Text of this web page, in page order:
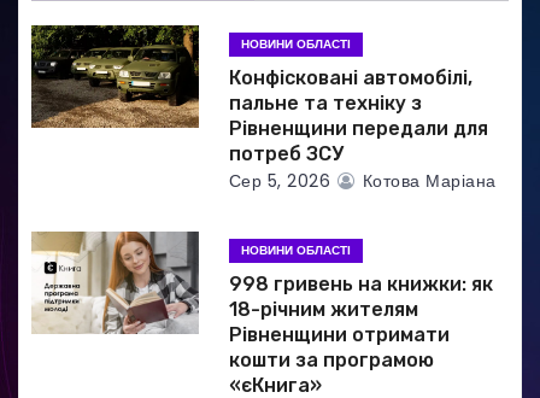
п
и
с
в
НОВИНИ ОБЛАСТІ
Конфісковані автомобілі,
пальне та техніку з
Рівненщини передали для
потреб ЗСУ
Сер 5, 2026 Котова Маріана
НОВИНИ ОБЛАСТІ
998 гривень на книжки: як
18-річним жителям
Рівненщини отримати
кошти за програмою
«єКнига»